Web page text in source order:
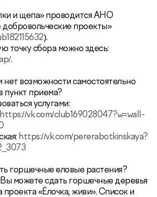
и щепа» проводится АНО
добровольческие проекты»
).
точку сбора можно здесь:
.
нет возможности самостоятельно
пункт приема?
услугами:
https://vk.com/club169028047?w=wall-
https://vk.com/pererabotkinskaya?
горшечные еловые растения?
Вы можете сдать горшечные деревья
проекта «Ёлочка, живи». Список и